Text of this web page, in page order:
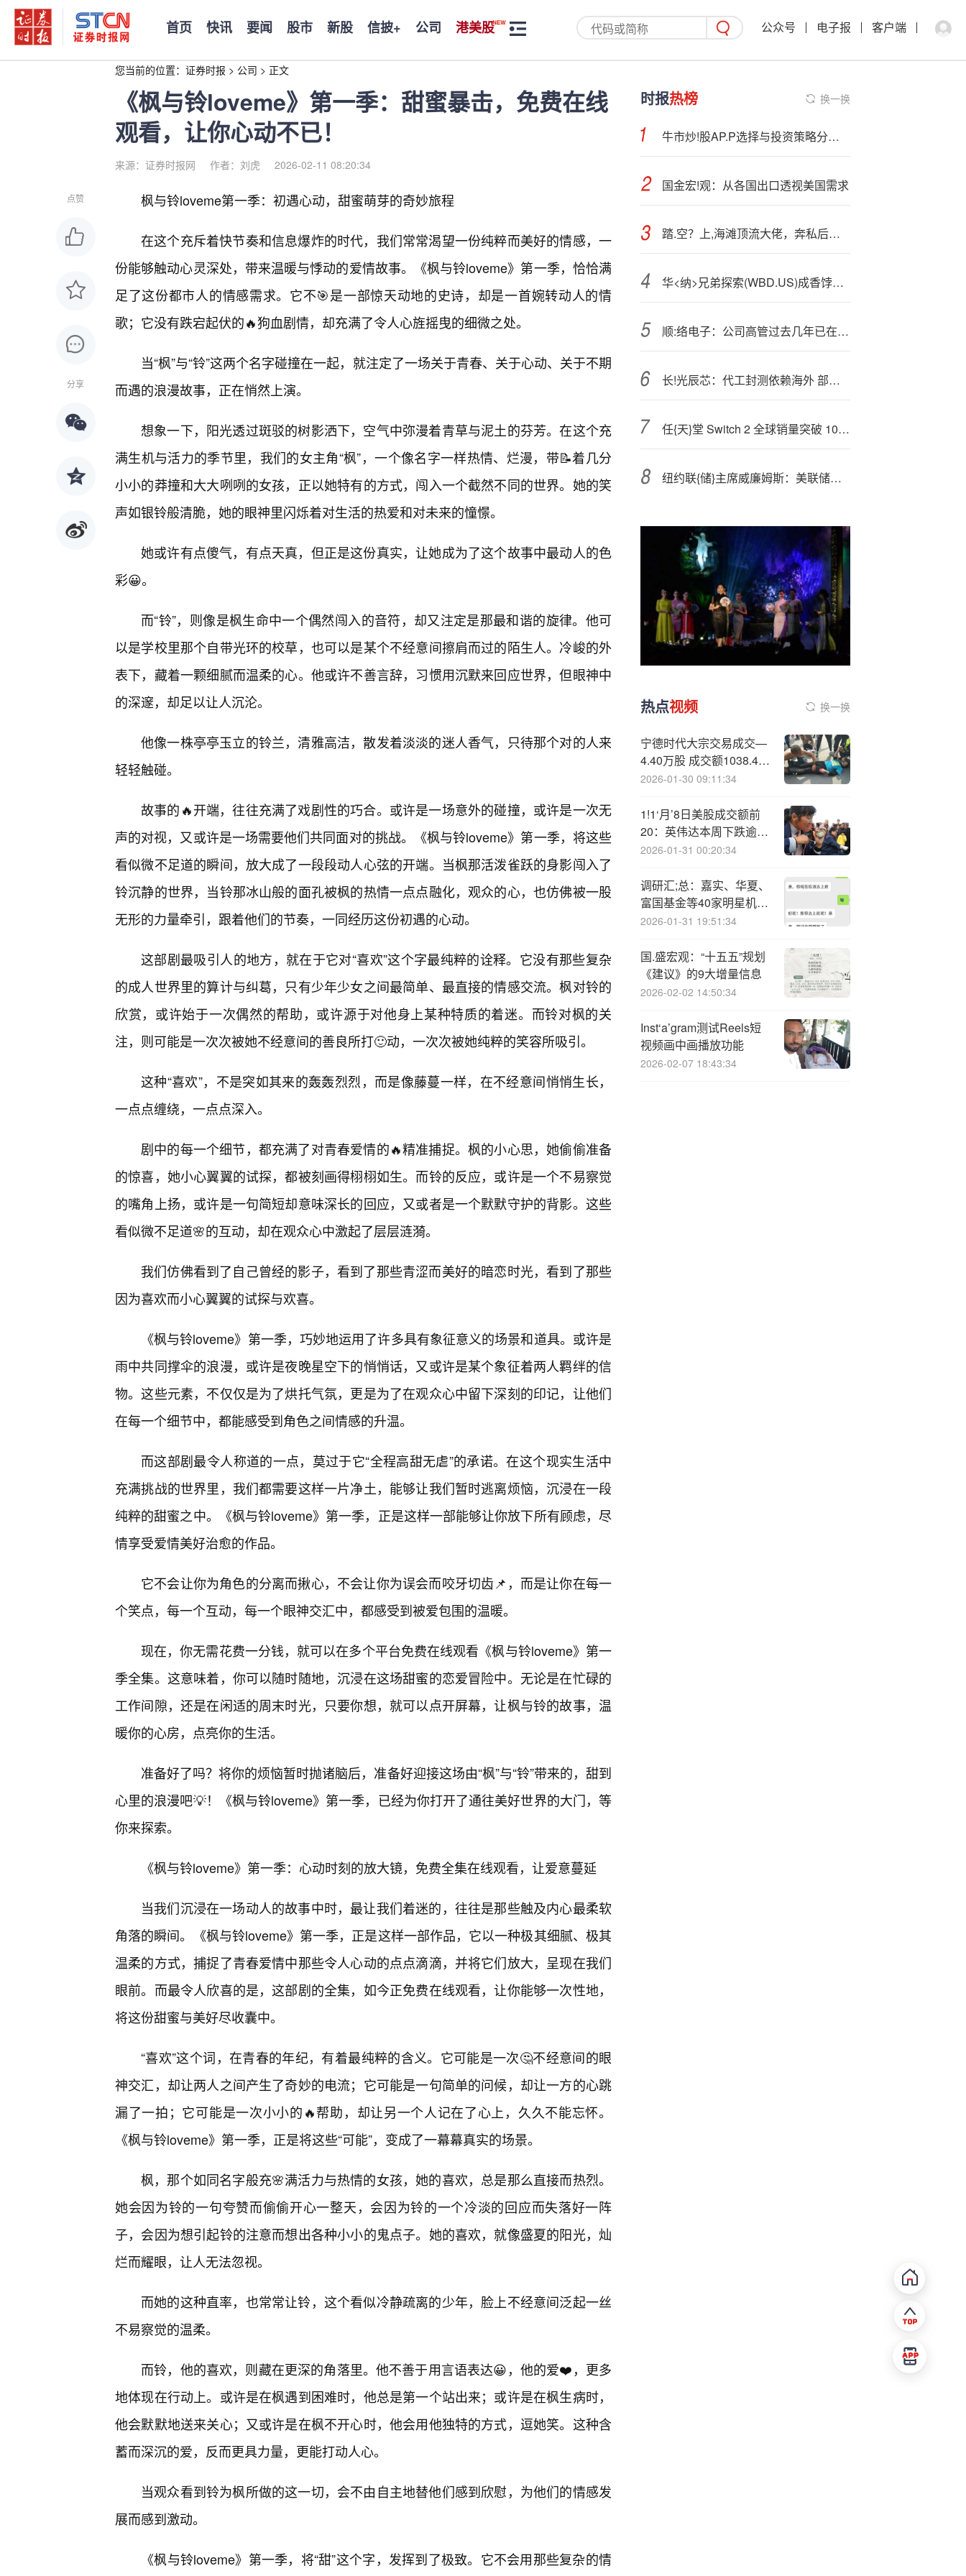
首页 快讯 要闻 股市 新股 信披+ 公司 港美股 公众号 电子报 客户端
您当前的位置： 证券时报 > 公司 > 正文
《枫与铃loveme》第一季：甜蜜暴击，免费在线
观看，让你心动不已！
来源：证券时报网 作者：刘虎 2026-02-11 08:20:34
点赞
分享
枫与铃loveme第一季：初遇心动，甜蜜萌芽的奇妙旅程
在这个充斥着快节奏和信息爆炸的时代，我们常常渴望一份纯粹而美好的情感，一
份能够触动心灵深处，带来温暖与悸动的爱情故事。《枫与铃loveme》第一季，恰恰满
足了这份都市人的情感需求。它不🎯是一部惊天动地的史诗，却是一首婉转动人的情
歌；它没有跌宕起伏的🔥狗血剧情，却充满了令人心旌摇曳的细微之处。
当“枫”与“铃”这两个名字碰撞在一起，就注定了一场关于青春、关于心动、关于不期
而遇的浪漫故事，正在悄然上演。
想象一下，阳光透过斑驳的树影洒下，空气中弥漫着青草与泥土的芬芳。在这个充
满生机与活力的季节里，我们的女主角“枫”，一个像名字一样热情、烂漫，带📝着几分
小小的莽撞和大大咧咧的女孩，正以她特有的方式，闯入一个截然不同的世界。她的笑
声如银铃般清脆，她的眼神里闪烁着对生活的热爱和对未来的憧憬。
她或许有点傻气，有点天真，但正是这份真实，让她成为了这个故事中最动人的色
彩😀。
而“铃”，则像是枫生命中一个偶然闯入的音符，却又注定是那最和谐的旋律。他可
以是学校里那个自带光环的校草，也可以是某个不经意间擦肩而过的陌生人。冷峻的外
表下，藏着一颗细腻而温柔的心。他或许不善言辞，习惯用沉默来回应世界，但眼神中
的深邃，却足以让人沉沦。
他像一株亭亭玉立的铃兰，清雅高洁，散发着淡淡的迷人香气，只待那个对的人来
轻轻触碰。
故事的🔥开端，往往充满了戏剧性的巧合。或许是一场意外的碰撞，或许是一次无
声的对视，又或许是一场需要他们共同面对的挑战。《枫与铃loveme》第一季，将这些
看似微不足道的瞬间，放大成了一段段动人心弦的开端。当枫那活泼雀跃的身影闯入了
铃沉静的世界，当铃那冰山般的面孔被枫的热情一点点融化，观众的心，也仿佛被一股
无形的力量牵引，跟着他们的节奏，一同经历这份初遇的心动。
这部剧最吸引人的地方，就在于它对“喜欢”这个字最纯粹的诠释。它没有那些复杂
的成人世界里的算计与纠葛，只有少年少女之间最简单、最直接的情感交流。枫对铃的
欣赏，或许始于一次偶然的帮助，或许源于对他身上某种特质的着迷。而铃对枫的关
注，则可能是一次次被她不经意间的善良所打🙂动，一次次被她纯粹的笑容所吸引。
这种“喜欢”，不是突如其来的轰轰烈烈，而是像藤蔓一样，在不经意间悄悄生长，
一点点缠绕，一点点深入。
剧中的每一个细节，都充满了对青春爱情的🔥精准捕捉。枫的小心思，她偷偷准备
的惊喜，她小心翼翼的试探，都被刻画得栩栩如生。而铃的反应，或许是一个不易察觉
的嘴角上扬，或许是一句简短却意味深长的回应，又或者是一个默默守护的背影。这些
看似微不足道🌸的互动，却在观众心中激起了层层涟漪。
我们仿佛看到了自己曾经的影子，看到了那些青涩而美好的暗恋时光，看到了那些
因为喜欢而小心翼翼的试探与欢喜。
《枫与铃loveme》第一季，巧妙地运用了许多具有象征意义的场景和道具。或许是
雨中共同撑伞的浪漫，或许是夜晚星空下的悄悄话，又或许是某个象征着两人羁绊的信
物。这些元素，不仅仅是为了烘托气氛，更是为了在观众心中留下深刻的印记，让他们
在每一个细节中，都能感受到角色之间情感的升温。
而这部剧最令人称道的一点，莫过于它“全程高甜无虐”的承诺。在这个现实生活中
充满挑战的世界里，我们都需要这样一片净土，能够让我们暂时逃离烦恼，沉浸在一段
纯粹的甜蜜之中。《枫与铃loveme》第一季，正是这样一部能够让你放下所有顾虑，尽
情享受爱情美好治愈的作品。
它不会让你为角色的分离而揪心，不会让你为误会而咬牙切齿📌，而是让你在每一
个笑点，每一个互动，每一个眼神交汇中，都感受到被爱包围的温暖。
现在，你无需花费一分钱，就可以在多个平台免费在线观看《枫与铃loveme》第一
季全集。这意味着，你可以随时随地，沉浸在这场甜蜜的恋爱冒险中。无论是在忙碌的
工作间隙，还是在闲适的周末时光，只要你想，就可以点开屏幕，让枫与铃的故事，温
暖你的心房，点亮你的生活。
准备好了吗？将你的烦恼暂时抛诸脑后，准备好迎接这场由“枫”与“铃”带来的，甜到
心里的浪漫吧💡！《枫与铃loveme》第一季，已经为你打开了通往美好世界的大门，等
你来探索。
《枫与铃loveme》第一季：心动时刻的放大镜，免费全集在线观看，让爱意蔓延
当我们沉浸在一场动人的故事中时，最让我们着迷的，往往是那些触及内心最柔软
角落的瞬间。《枫与铃loveme》第一季，正是这样一部作品，它以一种极其细腻、极其
温柔的方式，捕捉了青春爱情中那些令人心动的点点滴滴，并将它们放大，呈现在我们
眼前。而最令人欣喜的是，这部剧的全集，如今正免费在线观看，让你能够一次性地，
将这份甜蜜与美好尽收囊中。
“喜欢”这个词，在青春的年纪，有着最纯粹的含义。它可能是一次🤔不经意间的眼
神交汇，却让两人之间产生了奇妙的电流；它可能是一句简单的问候，却让一方的心跳
漏了一拍；它可能是一次小小的🔥帮助，却让另一个人记在了心上，久久不能忘怀。
《枫与铃loveme》第一季，正是将这些“可能”，变成了一幕幕真实的场景。
枫，那个如同名字般充🌸满活力与热情的女孩，她的喜欢，总是那么直接而热烈。
她会因为铃的一句夸赞而偷偷开心一整天，会因为铃的一个冷淡的回应而失落好一阵
子，会因为想引起铃的注意而想出各种小小的鬼点子。她的喜欢，就像盛夏的阳光，灿
烂而耀眼，让人无法忽视。
而她的这种直率，也常常让铃，这个看似冷静疏离的少年，脸上不经意间泛起一丝
不易察觉的温柔。
而铃，他的喜欢，则藏在更深的角落里。他不善于用言语表达😀，他的爱❤️，更多
地体现在行动上。或许是在枫遇到困难时，他总是第一个站出来；或许是在枫生病时，
他会默默地送来关心；又或许是在枫不开心时，他会用他独特的方式，逗她笑。这种含
蓄而深沉的爱，反而更具力量，更能打动人心。
当观众看到铃为枫所做的这一切，会不由自主地替他们感到欣慰，为他们的情感发
展而感到激动。
《枫与铃loveme》第一季，将“甜”这个字，发挥到了极致。它不会用那些复杂的情
时报热榜 换一换
牛市炒!股AP.P选择与投资策略分析：新浪财经APP为何成为投资者首选？
国金宏!观：从各国出口透视美国需求
踏.空？上,海滩顶流大佬，奔私后业绩滑坡，疑似净值依然只有6毛
华<纳>兄弟探索(WBD.US)成香饽饽 引来Paramount Skydance与奈飞等多方并购意向
顺:络电子：公司高管过去几年已在自身能力范围内增持公司股票
长!光辰芯：代工封测依赖海外 部分股东特殊条款引关注 深耕小众业务如何破局？
任{天}堂 Switch 2 全球销量突破 1000 万台，Switch 系列总销量达 1.54 亿台
纽约联{储}主席威廉姆斯：美联储或很快需扩表以满足流动性需求
热点视频 换一换
宁德时代大宗交易成交—
4.40万股 成交额1038.40
万元
2026-01-30 09:11:34
1!1‘月’8日美股成交额前
20：英伟达本周下跌逾
7%，遭大空头做空
2026-01-31 00:20:34
调研汇;总：嘉实、华夏、
富国基金等40家明星机构
调研欢瑞世纪！
2026-01-31 19:51:34
国.盛宏观：“十五五”规划
《建议》的9大增量信息
2026-02-02 14:50:34
Inst‘a’gram测试Reels短
视频画中画播放功能
2026-02-07 18:43:34